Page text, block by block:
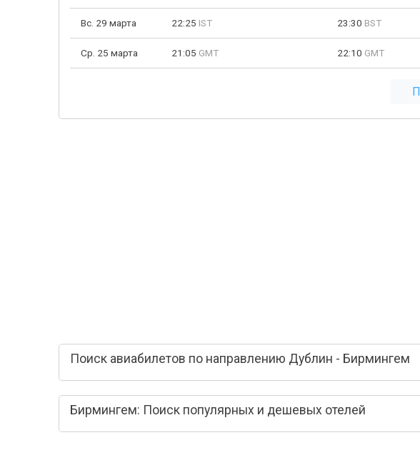
Вс. 29 марта 22:25 IST 23:30 BST
Ср. 25 марта 21:05 GMT 22:10 GMT
Поиск авиабилетов по направлению Дублин - Бирмингем
Бирмингем: Поиск популярных и дешевых отелей